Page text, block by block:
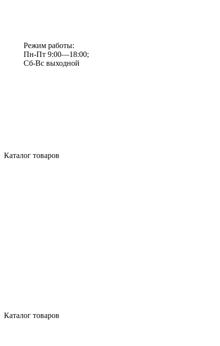
Режим работы:
Пн-Пт 9:00—18:00;
Сб-Вс выходной
Каталог товаров
Каталог товаров